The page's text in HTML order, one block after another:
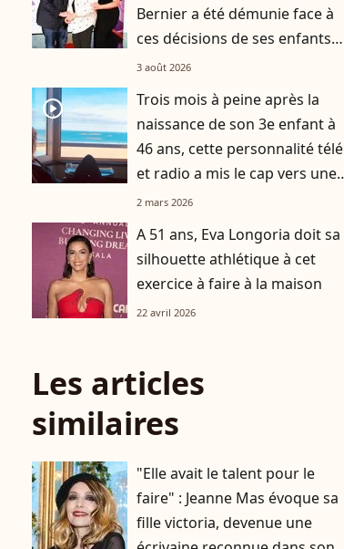
Bernier a été démunie face à
ces décisions de ses enfants
Charlotte et Enzo
3 août 2026
player2
Trois mois à peine après la
naissance de son 3e enfant à
46 ans, cette personnalité télé
et radio a mis le cap vers une
destination chic et prisée
2 mars 2026
A 51 ans, Eva Longoria doit sa
silhouette athlétique à cet
exercice à faire à la maison
22 avril 2026
Les articles
similaires
"Elle avait le talent pour le
faire" : Jeanne Mas évoque sa
fille victoria, devenue une